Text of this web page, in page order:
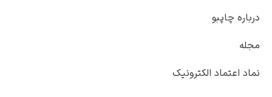
چاپبو
الکترونیک